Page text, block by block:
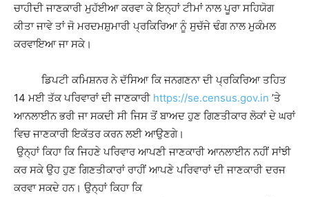
ਚਾਹੀਦੀ ਜਾਣਕਾਰੀ ਮੁਹੱਈਆ ਕਰਵਾ ਕੇ ਇਨ੍ਹਾਂ ਟੀਮਾਂ ਨਾਲ ਪੂਰਾ ਸਹਿਯੋਗ
ਕੀਤਾ ਜਾਵੇ ਤਾਂ ਜੋ ਮਰਦਮਸ਼ੁਮਾਰੀ ਪ੍ਰਕਿਰਿਆ ਨੂੰ ਸੁਚੱਜੇ ਢੰਗ ਨਾਲ ਮੁਕੰਮਲ
ਕਰਵਾਇਆ ਜਾ ਸਕੇ।
ਡਿਪਟੀ ਕਮਿਸ਼ਨਰ ਨੇ ਦੱਸਿਆ ਕਿ ਜਨਗਣਨਾ ਦੀ ਪ੍ਰਕਿਰਿਆ ਤਹਿਤ
14 ਮਈ ਤੱਕ ਪਰਿਵਾਰਾਂ ਦੀ ਜਾਣਕਾਰੀ https://se.census.gov.in ’ਤੇ
ਆਨਲਾਈਨ ਭਰੀ ਜਾ ਸਕਦੀ ਸੀ ਜਿਸ ਤੋਂ ਬਾਅਦ ਹੁਣ ਗਿਣਤੀਕਾਰ ਲੋਕਾਂ ਦੇ ਘਰਾਂ
ਵਿਚ ਜਾਣਕਾਰੀ ਇਕੱਤਰ ਕਰਨ ਲਈ ਆਉਣਗੇ।
ਉਨ੍ਹਾਂ ਕਿਹਾ ਕਿ ਜਿਹਣੇ ਪਰਿਵਾਰ ਆਪਣੀ ਜਾਣਕਾਰੀ ਆਨਲਾਈਨ ਨਹੀਂ ਸਾਂਝੀ
ਕਰ ਸਕੇ ਉਹ ਹੁਣ ਗਿਣਤੀਕਾਰਾਂ ਰਾਹੀਂ ਆਪਣੇ ਪਰਿਵਾਰਾਂ ਦੀ ਜਾਣਕਾਰੀ ਦਰਜ
ਕਰਵਾ ਸਕਦੇ ਹਨ। ਉਨ੍ਹਾਂ ਕਿਹਾ ਕਿ